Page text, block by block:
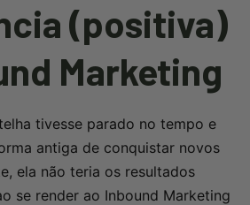
(positiva)
Marketing
tivesse parado no tempo e
antiga de conquistar novos
ela não teria os resultados
se render ao Inbound Marketing